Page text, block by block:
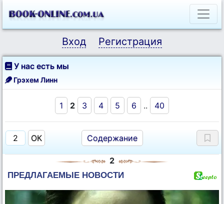
Вход Регистрация
У нас есть мы
Грэхем Линн
1 2 3 4 5 6 .. 40
Содержание
2